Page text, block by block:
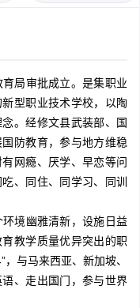
局审批成立。是集职业
型职业技术学校，以陶
。经修文县武装部、国
防教育，参与地方维稳
网瘾、厌学、早恋等问
、同住、同学习、同训
境幽雅清新，设施日益
教学质量优异突出的职
与马来西亚、新加坡、
、走出国门，参与世界